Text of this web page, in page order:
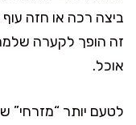
ביצה רכה או חזה עוף
זה הופך לקערה
אוכל.
לטעם יותר “מזרחי”